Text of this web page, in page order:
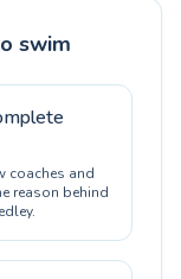
swim
coaches and
reason behind